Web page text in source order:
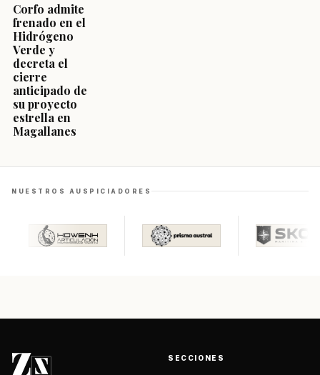
Corfo admite
frenado en el
Hidrógeno
Verde y
decreta el
cierre
anticipado de
su proyecto
estrella en
Magallanes
NUESTROS AUSPICIADORES
SECCIONES